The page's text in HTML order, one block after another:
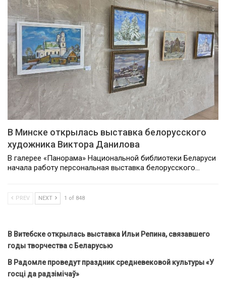
В Минске открылась выставка белорусского
художника Виктора Данилова
В галерее «Панорама» Национальной библиотеки Беларуси
начала работу персональная выставка белорусского…
PREV NEXT 1 of 848
В Витебске открылась выставка Ильи Репина, связавшего
годы творчества с Беларусью
В Радомле проведут праздник средневековой культуры «У
госці да радзімічаў»